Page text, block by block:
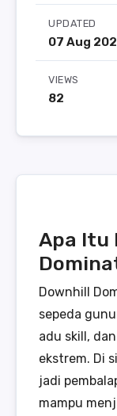
UPDATED
07 Aug
VIEWS
82
Apa Itu
Downhill
sepeda
adu skill,
ekstrem. Di
jadi
mampu